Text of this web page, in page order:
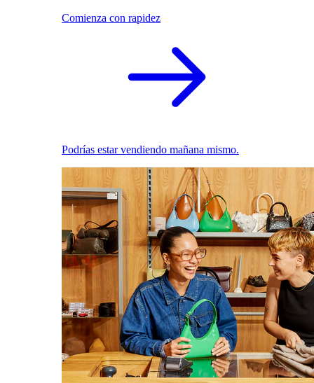
Comienza con rapidez
Podrías estar vendiendo mañana mismo.